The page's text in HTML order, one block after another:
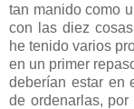
tan manido como
con las diez
he tenido varios
en un primer
deberían estar en
de ordenarlas,